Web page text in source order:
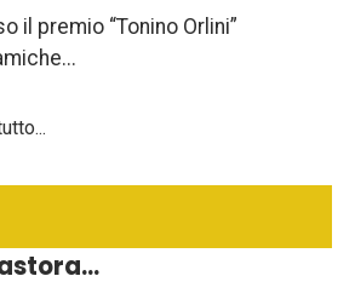
il premio “Tonino Orlini”